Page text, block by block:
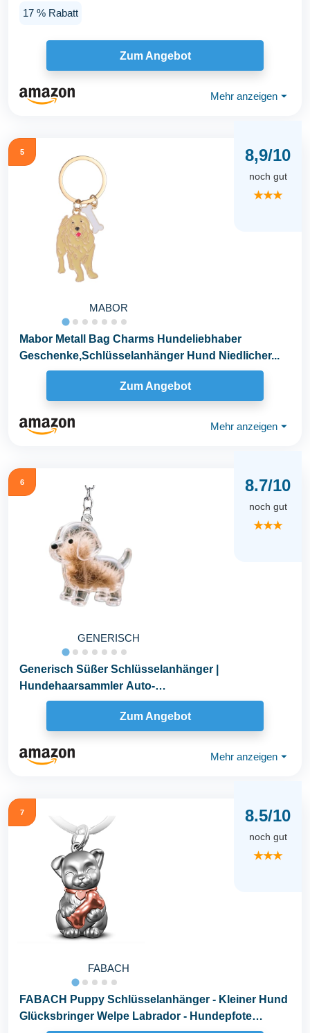
17 % Rabatt
Zum Angebot
Mehr anzeigen ⏷
5
MABOR
8,9/10
noch gut
★★★
Mabor Metall Bag Charms Hundeliebhaber
Geschenke,Schlüsselanhänger Hund Niedlicher...
Zum Angebot
Mehr anzeigen ⏷
6
GENERISCH
8.7/10
noch gut
★★★
Generisch Süßer Schlüsselanhänger |
Hundehaarsammler Auto-
Schlüsselanhänger,Transparentes...
Zum Angebot
Mehr anzeigen ⏷
7
FABACH
8.5/10
noch gut
★★★
FABACH Puppy Schlüsselanhänger - Kleiner Hund
Glücksbringer Welpe Labrador - Hundepfote